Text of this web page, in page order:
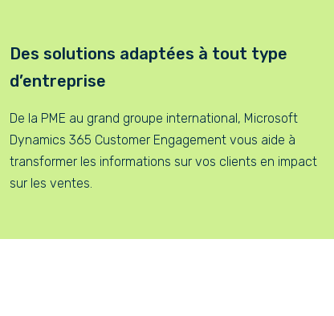
Des solutions adaptées à tout type
d’entreprise
De la PME au grand groupe international, Microsoft
Dynamics 365 Customer Engagement vous aide à
transformer les informations sur vos clients en impact
sur les ventes.